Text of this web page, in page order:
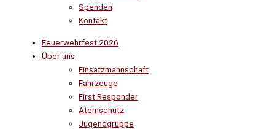
Spenden
Kontakt
Feuerwehrfest 2026
Über uns
Einsatzmannschaft
Fahrzeuge
First Responder
Atemschutz
Jugendgruppe